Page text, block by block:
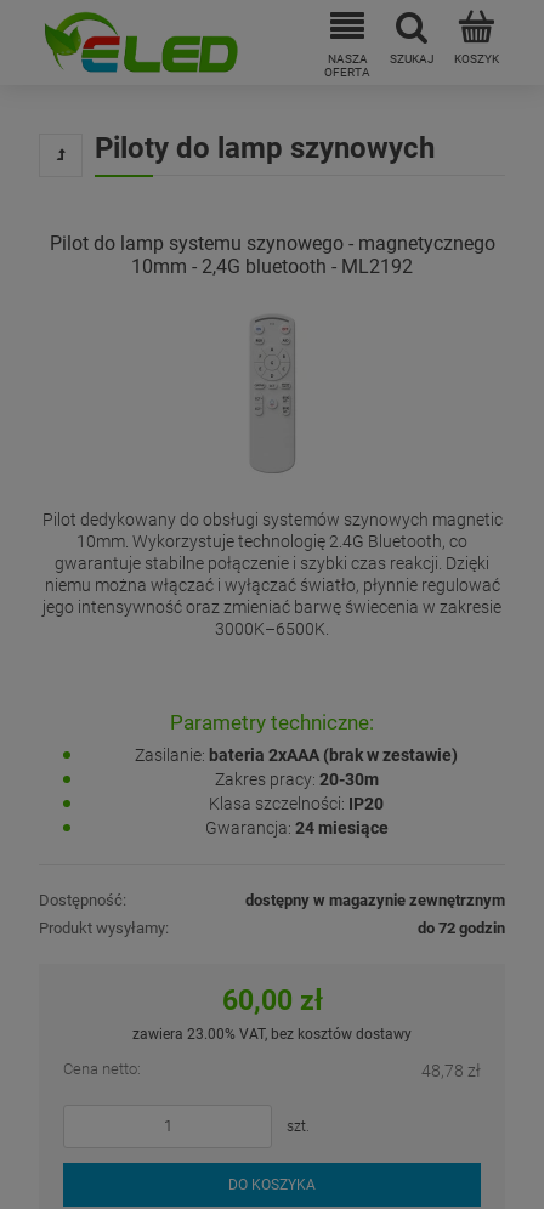
Piloty do lamp szynowych
Pilot do lamp systemu szynowego - magnetycznego
10mm - 2,4G bluetooth - ML2192
Pilot dedykowany do obsługi systemów szynowych magnetic
10mm. Wykorzystuje technologię 2.4G Bluetooth, co
gwarantuje stabilne połączenie i szybki czas reakcji. Dzięki
niemu można włączać i wyłączać światło, płynnie regulować
jego intensywność oraz zmieniać barwę świecenia w zakresie
3000K–6500K.
Parametry techniczne:
Zasilanie: bateria 2xAAA (brak w zestawie)
Zakres pracy: 20-30m
Klasa szczelności: IP20
Gwarancja: 24 miesiące
Dostępność:
dostępny w magazynie zewnętrznym
Produkt wysyłamy:
do 72 godzin
60,00 zł
zawiera 23.00% VAT, bez kosztów dostawy
Cena netto: 48,78 zł
szt.
DO KOSZYKA